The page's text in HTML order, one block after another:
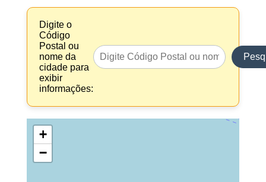
Digite o
Código
Postal ou
nome da
cidade para
exibir
informações:
+
−